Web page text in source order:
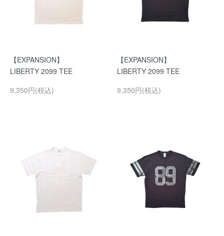
【EXPANSION】
LIBERTY 2099 TEE
9,350円(税込)
【EXPANSION】
LIBERTY 2099 TEE
9,350円(税込)